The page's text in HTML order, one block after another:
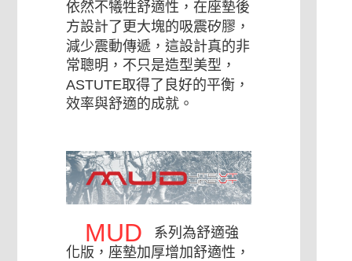
依然不犧牲舒適性，在座墊後
方設計了更大塊的吸震矽膠，
減少震動傳遞，這設計真的非
常聰明，不只是造型美型，
ASTUTE取得了良好的平衡，
效率與舒適的成就。
MUD 系列為舒適強
化版，座墊加厚增加舒適性，